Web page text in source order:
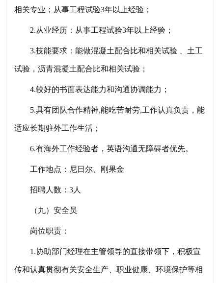
相关专业；从事工程试验3年以上经验；
2.从业经历：从事工程试验3年以上经验；
3.技能要求：能做混凝土配合比和相关试验 、土工
试验，沥青混凝土配合比和相关试验；
4.较好的书面表达能力和沟通协调能力；
5.具有团队合作精神,能吃苦耐劳,工作认真负责，能
适应长期驻外工作生活；
6.有海外工作经验者，英语沟通无障碍者优先。
工作地点：尼日尔、刚果金
招聘人数：3人
（九）安全员
岗位职责：
1.协助部门经理在主管领导的直接带领下，积极宣
传和认真贯彻有关安全生产、职业健康、环境保护等相